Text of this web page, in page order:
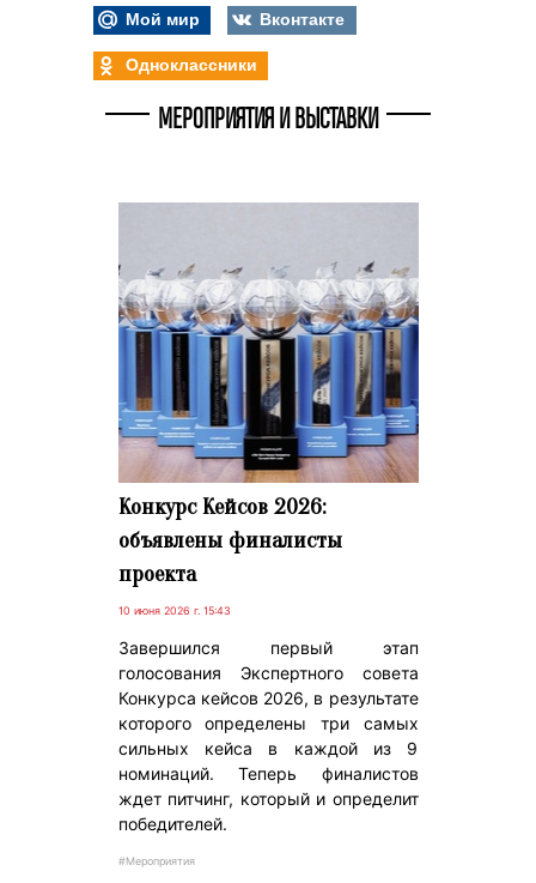
Мой мир
Вконтакте
Одноклассники
МЕРОПРИЯТИЯ И ВЫСТАВКИ
Конкурс Кейсов 2026:
объявлены финалисты
проекта
10 июня 2026 г. 15:43
Завершился первый этап
голосования Экспертного совета
Конкурса кейсов 2026, в результате
которого определены три самых
сильных кейса в каждой из 9
номинаций. Теперь финалистов
ждет питчинг, который и определит
победителей.
#Мероприятия